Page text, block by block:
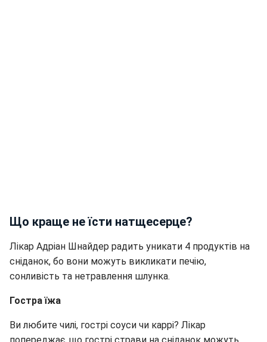
Що краще не їсти натщесерце?
Лікар Адріан Шнайдер радить уникати 4 продуктів на
сніданок, бо вони можуть викликати печію,
сонливість та нетравлення шлунка.
Гостра їжа
Ви любите чилі, гострі соуси чи каррі? Лікар